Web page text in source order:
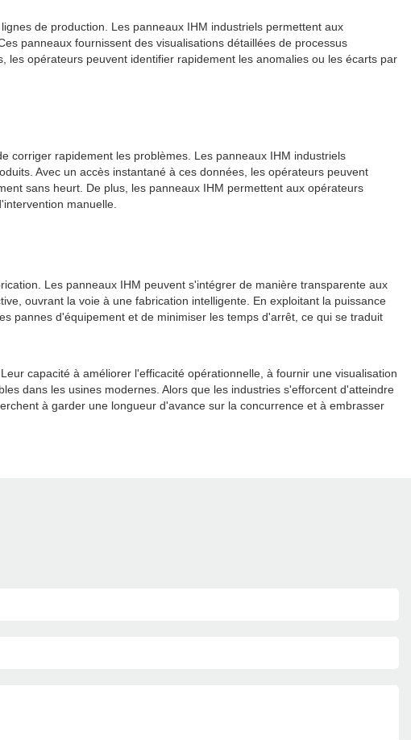
de production. Les panneaux IHM industriels permettent aux
panneaux fournissent des visualisations détaillées de processus
opérateurs peuvent identifier rapidement les anomalies ou les écarts par
corriger rapidement les problèmes. Les panneaux IHM industriels
Avec un accès instantané à ces données, les opérateurs peuvent
sans heurt. De plus, les panneaux IHM permettent aux opérateurs
manuelle.
Les panneaux IHM peuvent s'intégrer de manière transparente aux
ouvrant la voie à une fabrication intelligente. En exploitant la puissance
pannes d'équipement et de minimiser les temps d'arrêt, ce qui se traduit
capacité à améliorer l'efficacité opérationnelle, à fournir une visualisation
dans les usines modernes. Alors que les industries s'efforcent d'atteindre
à garder une longueur d'avance sur la concurrence et à embrasser